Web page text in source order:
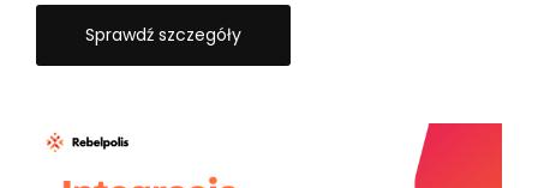
Sprawdź szczegóły